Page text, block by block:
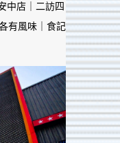
中店｜二訪四
有風味｜食記